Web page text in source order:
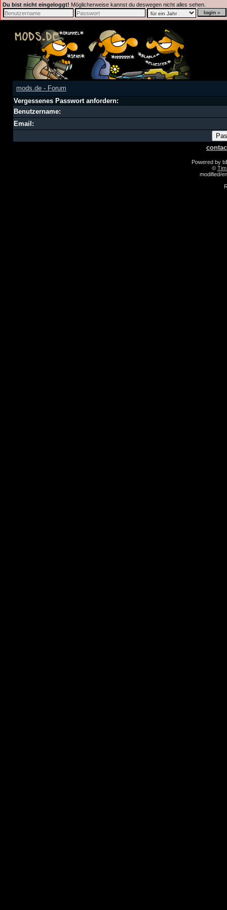
Du bist nicht eingeloggt! Möglicherweise kannst du deswegen nicht alles sehen.
mods.de - Forum
Vergessenes Passwort anfordern:
Benutzername:
Email:
Powered by
©
modified/